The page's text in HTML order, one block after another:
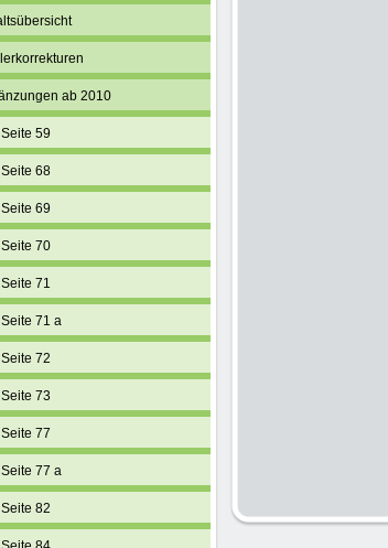
ab 2010
Seite 59
Seite 68
Seite 69
Seite 70
Seite 71
Seite 71 a
Seite 72
Seite 73
Seite 77
Seite 77 a
Seite 82